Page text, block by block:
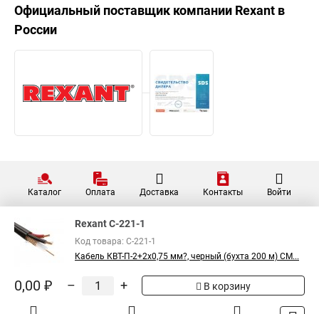
Официальный поставщик компании Rexant в
России
Каталог Оплата Доставка Контакты Войти
Rexant C-221-1
Код товара: C-221-1
Кабель КВТ-П-2+2x0,75 мм?, черный (бухта 200 м) СМ...
0,00 ₽ – + В корзину